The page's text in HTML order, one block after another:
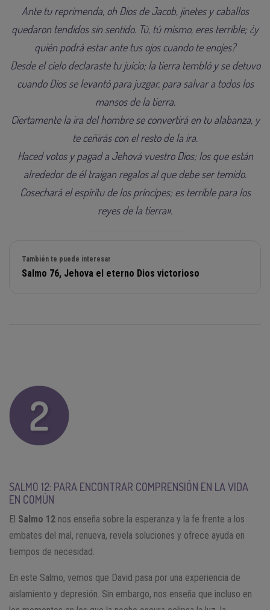
Ante tu reprimenda, oh Dios de Jacob, jinetes y caballos
quedaron tendidos sin sentido. Tú, tú mismo, eres terrible; ¿y
quién podrá estar ante tus ojos cuando te enojes?
Desde el cielo declaraste tu juicio; la tierra tembló y se detuvo
cuando Dios se levantó para juzgar, para salvar a todos los
mansos de la tierra.
Ciertamente la ira del hombre se convertirá en tu alabanza, y
te ceñirás con el resto de la ira.
Haced votos y pagad a Jehová vuestro Dios; los que están
alrededor de él traigan regalos al que debe ser temido.
Cosechará el espíritu de los príncipes; es terrible para los
reyes de la tierra».
También te puede interesar
Salmo 76, Jehova el eterno Dios victorioso
SALMO 12: PARA ENCONTRAR COMPRENSIÓN EN LA VIDA
EN COMÚN
El Salmo 12 nos enseña sobre la esperanza y la fe frente a los
embates del mal, renueva, revela soluciones y ofrece ayuda en
tiempos de necesidad.
En este Salmo, vemos que David pasa por una experiencia de
aislamiento y depresión. Sin embargo, nos enseña que incluso en